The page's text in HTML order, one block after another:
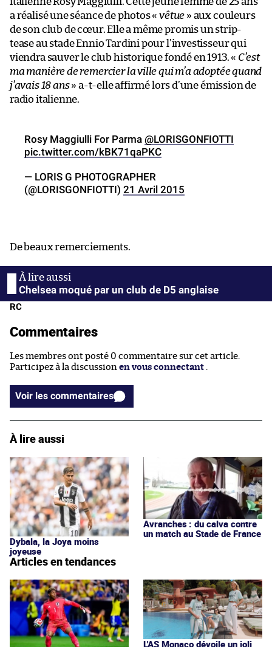
a réalisé une séance de photos «vêtue » aux couleurs
de son club de cœur. Elle a même promis un strip-
tease au stade Ennio Tardini pour l’investisseur qui
viendra sauver le club historique fondé en 1913. « C’est
ma manière de remercier la ville qui m’a adoptée quand
j’avais 18 ans» a-t-elle affirmé lors d’une émission de
radio italienne.
Rosy Maggiulli For Parma @LORISGONFIOTTI
pic.twitter.com/kBK71qaPKC
— LORIS G PHOTOGRAPHER
(@LORISGONFIOTTI) 21 Avril 2015
De beaux remerciements.
Chelsea moqué par un club de D5 anglaise
RC
Commentaires
Les membres ont posté 0 commentaire sur cet article.
Participez à la discussion en vous connectant
Voir les commentaires
À lire aussi
Dybala, la Joya moins
joyeuse
Avranches : du calva contre
un match au Stade de France
Articles en tendances
L'AS Monaco dévoile un joli